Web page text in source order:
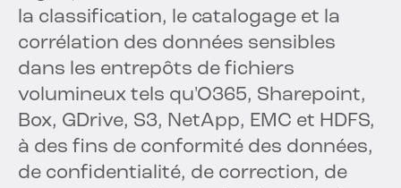
la classification, le catalogage et la
corrélation des données sensibles
dans les entrepôts de fichiers
volumineux tels qu'O365, Sharepoint,
Box, GDrive, S3, NetApp, EMC et HDFS,
à des fins de conformité des données,
de confidentialité, de correction, de